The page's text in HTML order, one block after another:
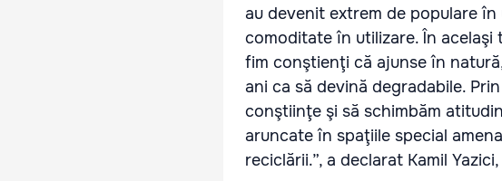
au devenit extrem de populare
comoditate în utilizare. În
fim conştienţi că ajunse în
ani ca să devină degradabile.
conştiinţe şi să schimbăm
aruncate în spaţiile special
reciclării.”, a declarat Kamil